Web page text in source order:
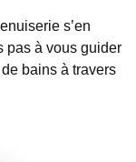
s’en
pas à vous guider
bains à travers